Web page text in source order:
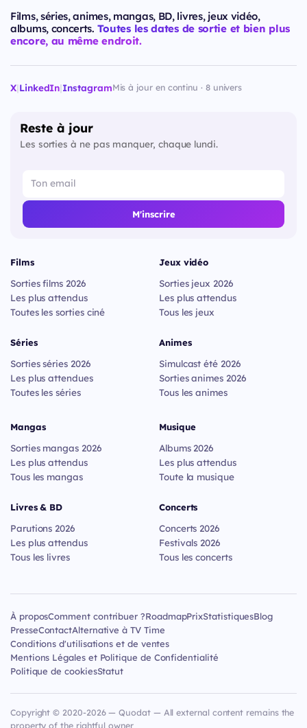
Films, séries, animes, mangas, BD, livres, jeux vidéo,
albums, concerts. Toutes les dates de sortie et bien plus
encore, au même endroit.
X|LinkedIn|InstagramMis à jour en continu · 8 univers
Reste à jour
Les sorties à ne pas manquer, chaque lundi.
M'inscrire
Films
Sorties films 2026
Les plus attendus
Toutes les sorties ciné
Séries
Sorties séries 2026
Les plus attendues
Toutes les séries
Jeux vidéo
Sorties jeux 2026
Les plus attendus
Tous les jeux
Animes
Simulcast été 2026
Sorties animes 2026
Tous les animes
Mangas
Sorties mangas 2026
Les plus attendus
Tous les mangas
Livres & BD
Parutions 2026
Les plus attendus
Tous les livres
Musique
Albums 2026
Les plus attendus
Toute la musique
Concerts
Concerts 2026
Festivals 2026
Tous les concerts
À proposComment contribuer ?RoadmapPrixStatistiquesBlog
PresseContactAlternative à TV Time
Conditions d'utilisations et de ventes
Mentions Légales et Politique de Confidentialité
Politique de cookiesStatut
Copyright © 2020-2026 — Quodat — All external content remains the
property of the rightful owner